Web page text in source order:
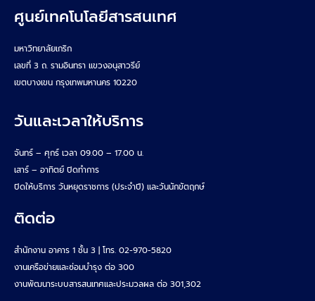
ศูนย์เทคโนโลยีสารสนเทศ
มหาวิทยาลัยเกริก
เลขที่ 3 ถ. รามอินทรา แขวงอนุสาวรีย์
เขตบางเขน กรุงเทพมหานคร 10220
วันและเวลาให้บริการ
จันทร์ – ศุกร์ เวลา 09.00 – 17.00 น.
เสาร์ – อาทิตย์ ปิดทำการ
ปิดให้บริการ วันหยุดราชการ (ประจำปี) และวันนักขัตฤกษ์
ติดต่อ
สำนักงาน อาคาร 1 ชั้น 3 | โทร. 02-970-5820
งานเครือข่ายและซ่อมบำรุง ต่อ 300
งานพัฒนาระบบสารสนเทศและประมวลผล ต่อ 301,302